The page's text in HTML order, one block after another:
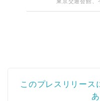
このプレスリリース